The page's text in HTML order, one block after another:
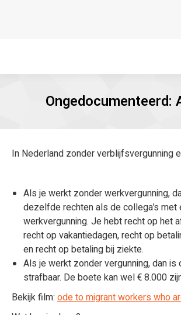
Ongedocumenteerd:
In Nederland zonder verblijfsvergunning
Als je werkt zonder werkvergunning,
dezelfde rechten als de collega’s met
werkvergunning. Je hebt recht op het
recht op vakantiedagen, recht op
en recht op betaling bij ziekte.
Als je werkt zonder vergunning, dan
strafbaar. De boete kan wel € 8.000
Bekijk film: ode to migrant workers who